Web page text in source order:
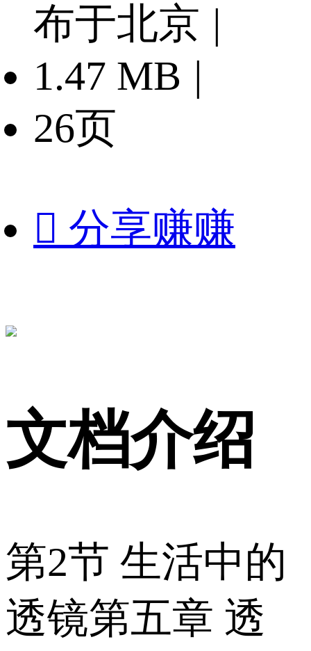
布于北京 |
1.47 MB |
26页
 分享赚赚
文档介绍
第2节 生活中的
透镜第五章 透